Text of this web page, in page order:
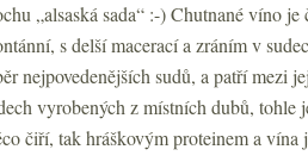
„alsaská sada“ :-) Chutnané víno
s delší macerací a zráním v
nejpovedenějších sudů, a patří mezi
vyrobených z místních dubů, tohle
čiří, tak hráškovým proteinem a vína